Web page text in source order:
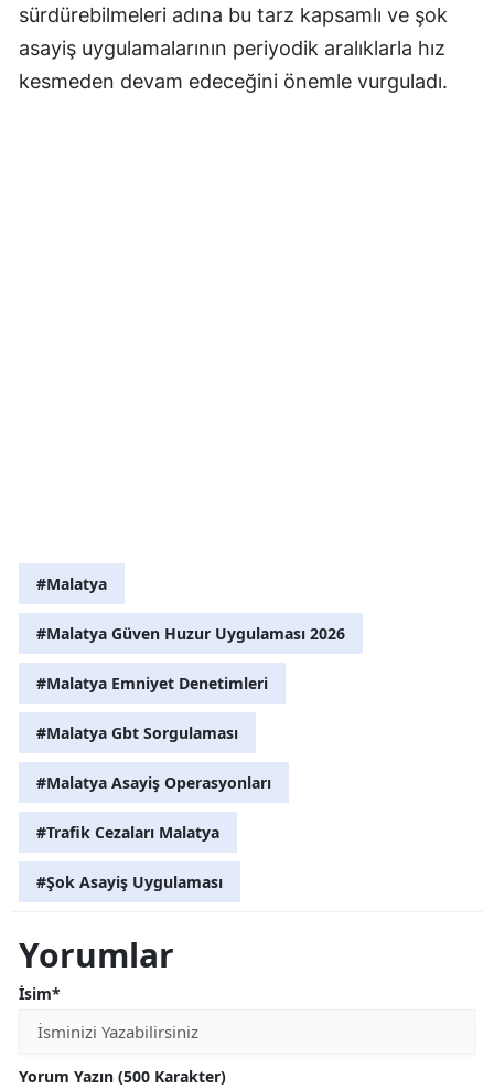
sürdürebilmeleri adına bu tarz kapsamlı ve şok
asayiş uygulamalarının periyodik aralıklarla hız
kesmeden devam edeceğini önemle vurguladı.
#Malatya
#Malatya Güven Huzur Uygulaması 2026
#Malatya Emniyet Denetimleri
#Malatya Gbt Sorgulaması
#Malatya Asayiş Operasyonları
#Trafik Cezaları Malatya
#Şok Asayiş Uygulaması
Yorumlar
İsim*
Yorum Yazın (500 Karakter)